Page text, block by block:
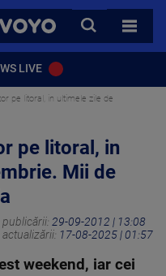
VOYO
CAUTA
TOATE
LIVE
pe litoral, in ultimele zile de
pe litoral, in
Mii de
publicării: 29-09-2012 | 13:08
actualizării: 17-08-2025 | 01:57
weekend, iar cei